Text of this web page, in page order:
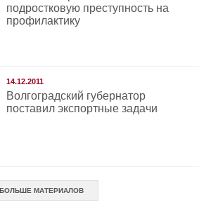
подростковую преступность на
профилактику
14.12.2011
Волгоградский губернатор
поставил экспортные задачи
БОЛЬШЕ МАТЕРИАЛОВ